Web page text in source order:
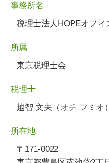
事務所名
税理士法人HOPEオフィ
所属
東京税理士会
税理士
越智 文夫（オチ フミオ）
所在地
〒171-0022